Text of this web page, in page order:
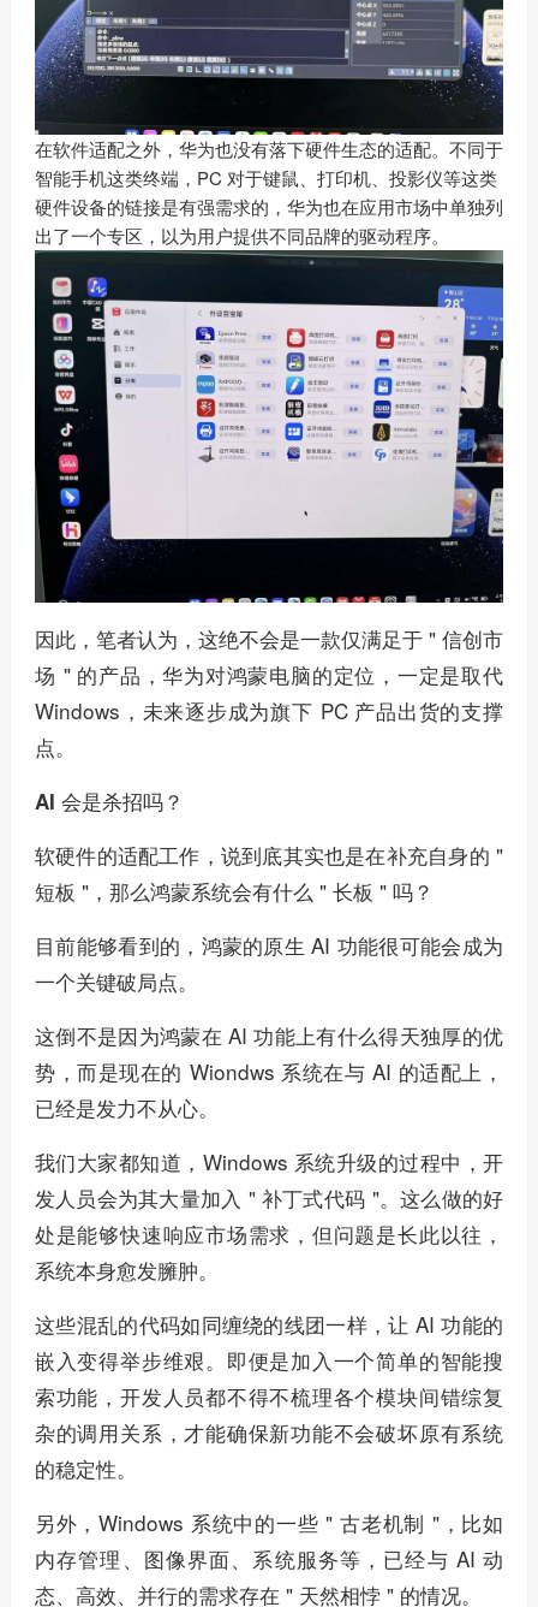
在软件适配之外，华为也没有落下硬件生态的适配。不同于
智能手机这类终端，PC 对于键鼠、打印机、投影仪等这类
硬件设备的链接是有强需求的，华为也在应用市场中单独列
出了一个专区，以为用户提供不同品牌的驱动程序。
因此，笔者认为，这绝不会是一款仅满足于 " 信创市
场 " 的产品，华为对鸿蒙电脑的定位，一定是取代
Windows，未来逐步成为旗下 PC 产品出货的支撑
点。
AI 会是杀招吗？
软硬件的适配工作，说到底其实也是在补充自身的 "
短板 "，那么鸿蒙系统会有什么 " 长板 " 吗？
目前能够看到的，鸿蒙的原生 AI 功能很可能会成为
一个关键破局点。
这倒不是因为鸿蒙在 AI 功能上有什么得天独厚的优
势，而是现在的 Wiondws 系统在与 AI 的适配上，
已经是发力不从心。
我们大家都知道，Windows 系统升级的过程中，开
发人员会为其大量加入 " 补丁式代码 "。这么做的好
处是能够快速响应市场需求，但问题是长此以往，
系统本身愈发臃肿。
这些混乱的代码如同缠绕的线团一样，让 AI 功能的
嵌入变得举步维艰。即便是加入一个简单的智能搜
索功能，开发人员都不得不梳理各个模块间错综复
杂的调用关系，才能确保新功能不会破坏原有系统
的稳定性。
另外，Windows 系统中的一些 " 古老机制 "，比如
内存管理、图像界面、系统服务等，已经与 AI 动
态、高效、并行的需求存在 " 天然相悖 " 的情况。